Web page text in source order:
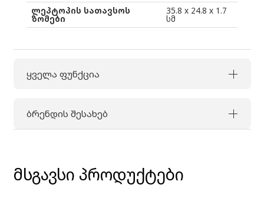
ლეპტოპის სათავსოს
ზომები
35.8 x 24.8 x 1.7
სმ
ყველა ფუნქცია
ბრენდის შესახებ
მსგავსი პროდუქტები